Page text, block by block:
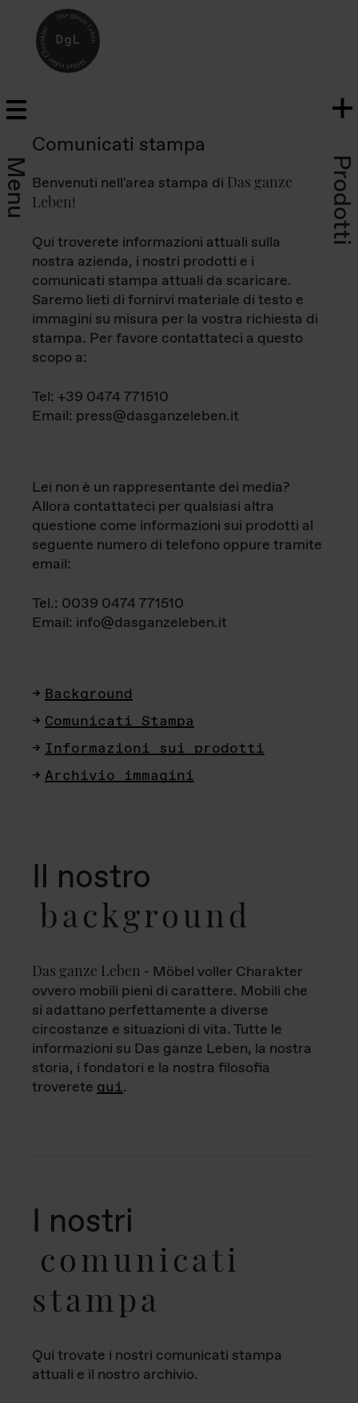
Menu Prodotti
Comunicati stampa
Benvenuti nell'area stampa di Das ganze
Leben!
Qui troverete informazioni attuali sulla
nostra azienda, i nostri prodotti e i
comunicati stampa attuali da scaricare.
Saremo lieti di fornirvi materiale di testo e
immagini su misura per la vostra richiesta di
stampa. Per favore contattateci a questo
scopo a:
Tel: +39 0474 771510
Email: press@dasganzeleben.it
Lei non è un rappresentante dei media?
Allora contattateci per qualsiasi altra
questione come informazioni sui prodotti al
seguente numero di telefono oppure tramite
email:
Tel.: 0039 0474 771510
Email: info@dasganzeleben.it
Background
Comunicati Stampa
Informazioni sui prodotti
Archivio immagini
Il nostro
background
Das ganze Leben - Möbel voller Charakter
ovvero mobili pieni di carattere. Mobili che
si adattano perfettamente a diverse
circostanze e situazioni di vita. Tutte le
informazioni su Das ganze Leben, la nostra
storia, i fondatori e la nostra filosofia
troverete qui.
I nostri
comunicati
stampa
Qui trovate i nostri comunicati stampa
attuali e il nostro archivio.